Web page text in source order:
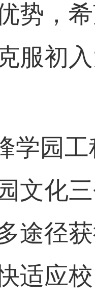
势，
服初
学园
文化
途径
适应